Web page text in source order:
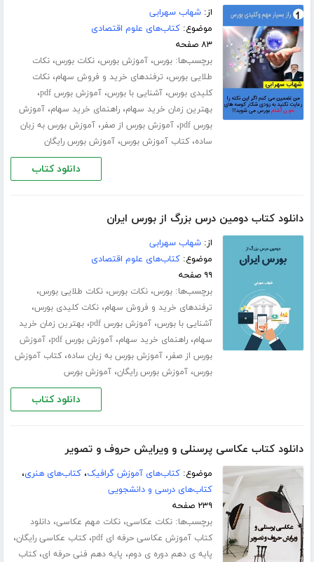
از:شهاب سهرابی
موضوع:کتاب‌های علوم اقتصادی
۸۳ صفحه
برچسب‌ها:بورس،آموزش بورس،نکات بورس،نکات
طلایی بورس، ترفندهای خرید و فروش سهام،نکات
کلیدی بورس،آشنایی با بورس،آموزش بورس pdf ،
بهترین زمان خرید سهام،راهنمای خرید سهام،آموزش
بورس pdf
،آموزش بورس از صفر،آموزش بورس به زبان
ساده،کتاب آموزش بورس،آموزش بورس رایگان
دانلود کتاب
دانلود کتاب دومین درس بزرگ از بورس ایران
از:شهاب سهرابی
موضوع:کتاب‌های علوم اقتصادی
۹۹ صفحه
برچسب‌ها:بورس،نکات بورس،نکات طلایی بورس،
ترفندهای خرید و فروش سهام،نکات کلیدی بورس،
آشنایی با بورس،آموزش بورس pdf ،بهترین زمان خرید
سهام،راهنمای خرید سهام،آموزش بورس pdf ،آموزش
بورس از صفر،آموزش بورس به زبان ساده،کتاب آموزش
بورس،آموزش بورس رایگان،آموزش بورس
دانلود کتاب
دانلود کتاب عکاسی پرسنلی و ویرایش حروف و تصویر
موضوع:کتاب‌های آموزش گرافیک،کتاب‌های هنری،
کتاب‌های درسی و دانشجویی
۲۳۹ صفحه
برچسب‌ها:نکات عکاسی،نکات مهم عکاسی،دانلود
کتاب آموزش عکاسی حرفه ای pdf
،کتاب عکاسی رایگان،
پایه ی دهم دوره ی دوم، پایه دهم فنی حرفه ای،کتاب